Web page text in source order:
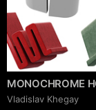
MONOCHROME
Vladislav Khegay